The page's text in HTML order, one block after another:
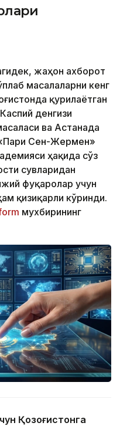
жаҳон ахборот
масалаларни кенг
қурилаётган
денгизи
ва Астанада
Сен-Жермен»
ҳақида сўз
сувларидан
фуқаролар учун
қизиқарли кўринди.
мухбирининг
Қозоғистонга